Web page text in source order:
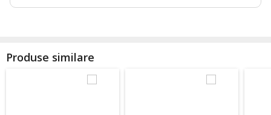
Produse similare